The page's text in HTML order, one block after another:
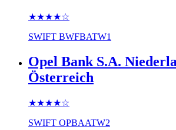
★★★★☆
SWIFT BWFBATW1
Opel Bank S.A.
Österreich
★★★★☆
SWIFT OPBAATW2